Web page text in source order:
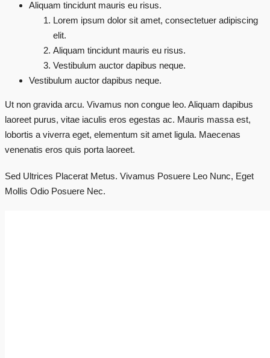
Aliquam tincidunt mauris eu risus.
Lorem ipsum dolor sit amet, consectetuer adipiscing
elit.
Aliquam tincidunt mauris eu risus.
Vestibulum auctor dapibus neque.
Vestibulum auctor dapibus neque.
Ut non gravida arcu. Vivamus non congue leo. Aliquam dapibus
laoreet purus, vitae iaculis eros egestas ac. Mauris massa est,
lobortis a viverra eget, elementum sit amet ligula. Maecenas
venenatis eros quis porta laoreet.
Sed Ultrices Placerat Metus. Vivamus Posuere Leo Nunc, Eget
Mollis Odio Posuere Nec.